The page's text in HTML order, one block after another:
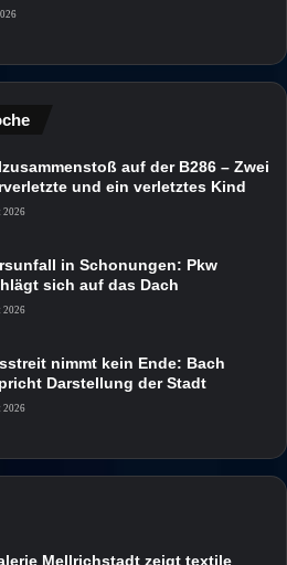
auf der B286 – Zwei
und ein verletztes Kind
2026
in Schonungen: Pkw
sich auf das Dach
2026
nimmt kein Ende: Bach
Darstellung der Stadt
2026
Mellrichstadt zeigt textile